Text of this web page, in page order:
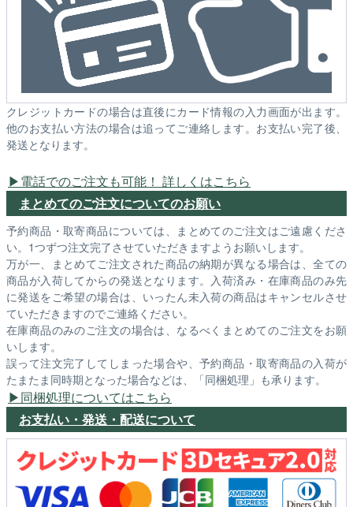
クレジットカードの場合は直後にカード情報の入力画面が出ます。
他のお支払い方法の場合は追ってご連絡します。お支払い完了後、
発送となります。
電話でのご注文も可能！ 詳しくはこちら
まとめてのご注文についてのお願い
予約商品・取寄商品については、まとめてのご注文はご遠慮くださ
い。1つずつ注文完了させていただきますようお願いします。
万が一、まとめてご注文された商品の納期が異なる場合は、全ての
商品が入荷してからの発送となります。入荷済み・在庫商品のみ先
に発送をご希望の場合は、いったん未入荷の商品はキャンセルさせ
ていただきますのでご連絡ください。
在庫商品のみのご注文の場合は、なるべくまとめてのご注文をお願
いします。
誤って注文完了してしまった場合や、予約商品・取寄商品の入荷が
たまたま同時期となった場合などは、「同梱処理」も承ります。
同梱処理についてはこちら
お支払い・発送・配送について